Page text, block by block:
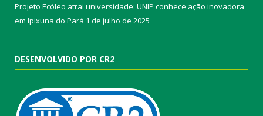
Projeto Ecóleo atrai universidade: UNIP conhece ação inovadora
em Ipixuna do Pará 1 de julho de 2025
DESENVOLVIDO POR CR2